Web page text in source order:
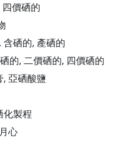
價硒的
含硒的, 產硒的
的, 二價硒的, 四價硒的
, 亞硒酸鹽
化製程
心